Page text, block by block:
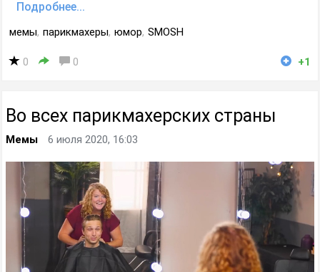
Подробнее...
мемы, парикмахеры, юмор, SMOSH
0 0 +1
Во всех парикмахерских страны
Мемы 6 июля 2020, 16:03